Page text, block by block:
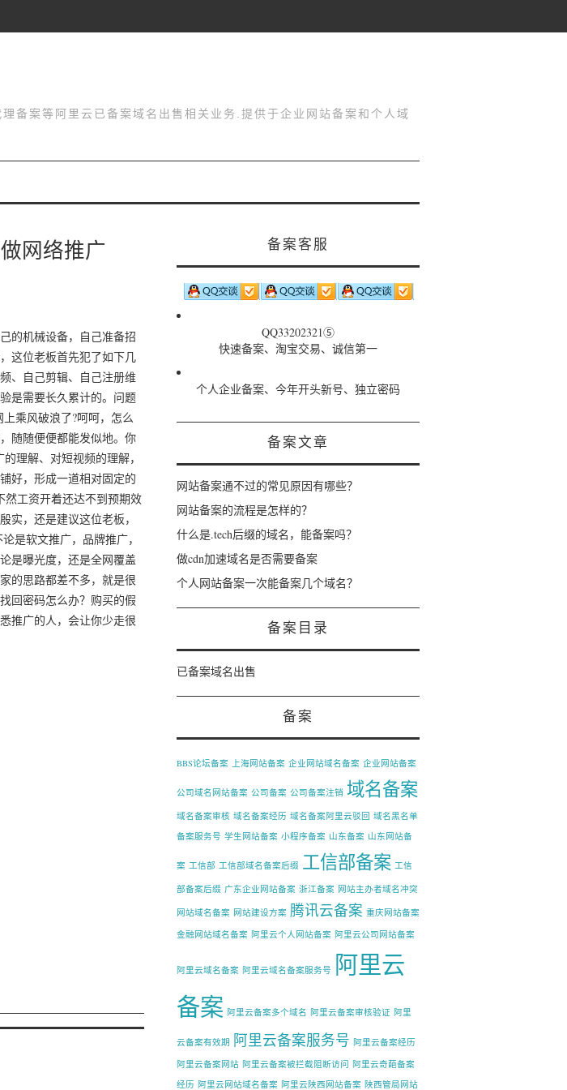
备案等阿里云已备案域名出售相关业务.提供于企业网站备案和个人域
网络推广
的机械设备，自己准备招
这位老板首先犯了如下几
、自己剪辑、自己注册维
是需要长久累计的。问题
乘风破浪了?呵呵，怎么
随随便便都能发似地。你
理解、对短视频的理解，
好，形成一道相对固定的
然工资开着还达不到预期效
实，还是建议这位老板，
是软文推广，品牌推广，
是曝光度，还是全网覆盖
的思路都差不多，就是很
回密码怎么办？购买的假
推广的人，会让你少走很
备案客服
QQ33202321⑤
快速备案、淘宝交易、诚信第一
个人企业备案、今年开头新号、独立密码
备案文章
网站备案通不过的常见原因有哪些？
网站备案的流程是怎样的？
什么是.tech后缀的域名，能备案吗？
做cdn加速域名是否需要备案
个人网站备案一次能备案几个域名？
备案目录
已备案域名出售
备案
BBS论坛备案 上海网站备案 企业网站域名备案 企业网站备案
公司域名网站备案 公司备案 公司备案注销 域名备案
域名备案审核 域名备案经历 域名备案阿里云驳回 域名黑名单
备案服务号 学生网站备案 小程序备案 山东备案 山东网站备
案 工信部 工信部域名备案后缀 工信部备案 工信
部备案后缀 广东企业网站备案 浙江备案 网站主办者域名冲突
网站域名备案 网站建设方案 腾讯云备案 重庆网站备案
金融网站域名备案 阿里云个人网站备案 阿里云公司网站备案
阿里云域名备案 阿里云域名备案服务号 阿里云
备案 阿里云备案多个域名 阿里云备案审核验证 阿里
云备案有效期 阿里云备案服务号 阿里云备案经历
阿里云备案网站 阿里云备案被拦截阻断访问 阿里云奇葩备案
经历 阿里云网站域名备案 阿里云陕西网站备案 陕西管局网站